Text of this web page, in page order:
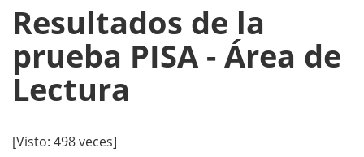
Resultados de la
prueba PISA - Área de
Lectura
[Visto: 498 veces]